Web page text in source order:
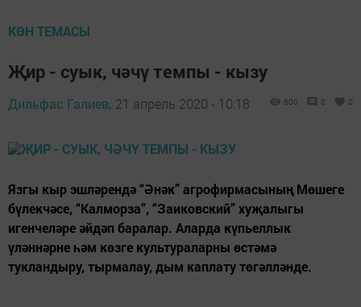
КӨН ТЕМАСЫ
Җир - суык, чәчү темпы - кызу
Дильфас Галиев, 21 апрель 2020 - 10:18 600 0 0
Язгы кыр эшләрендә “Әнәк” агрофирмасының Мөшеге
бүлекчәсе, “Калморза”, “Заиковский” хуҗалыгы
игенчеләре әйдәп баралар. Аларда күпьеллык
үләннәрне һәм көзге культураларны өстәмә
тукландыру, тырмалау, дым каплату төгәлләнде.